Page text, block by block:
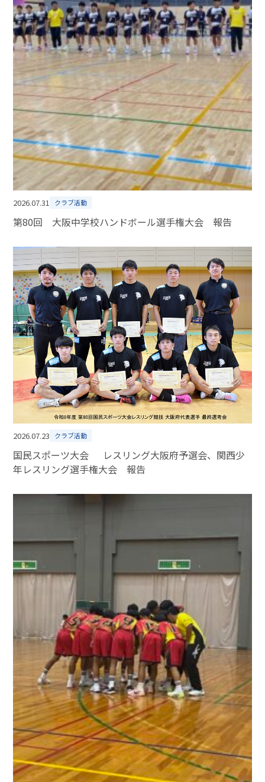
2026.07.31 クラブ活動
第80回 大阪中学校ハンドボール選手権大会 報告
2026.07.23 クラブ活動
国民スポーツ大会 レスリング大阪府予選会、関西少
年レスリング選手権大会 報告